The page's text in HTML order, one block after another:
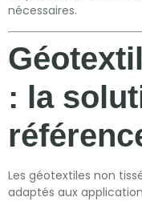
nécessaires.
: la
Les géotextiles non
adaptés aux